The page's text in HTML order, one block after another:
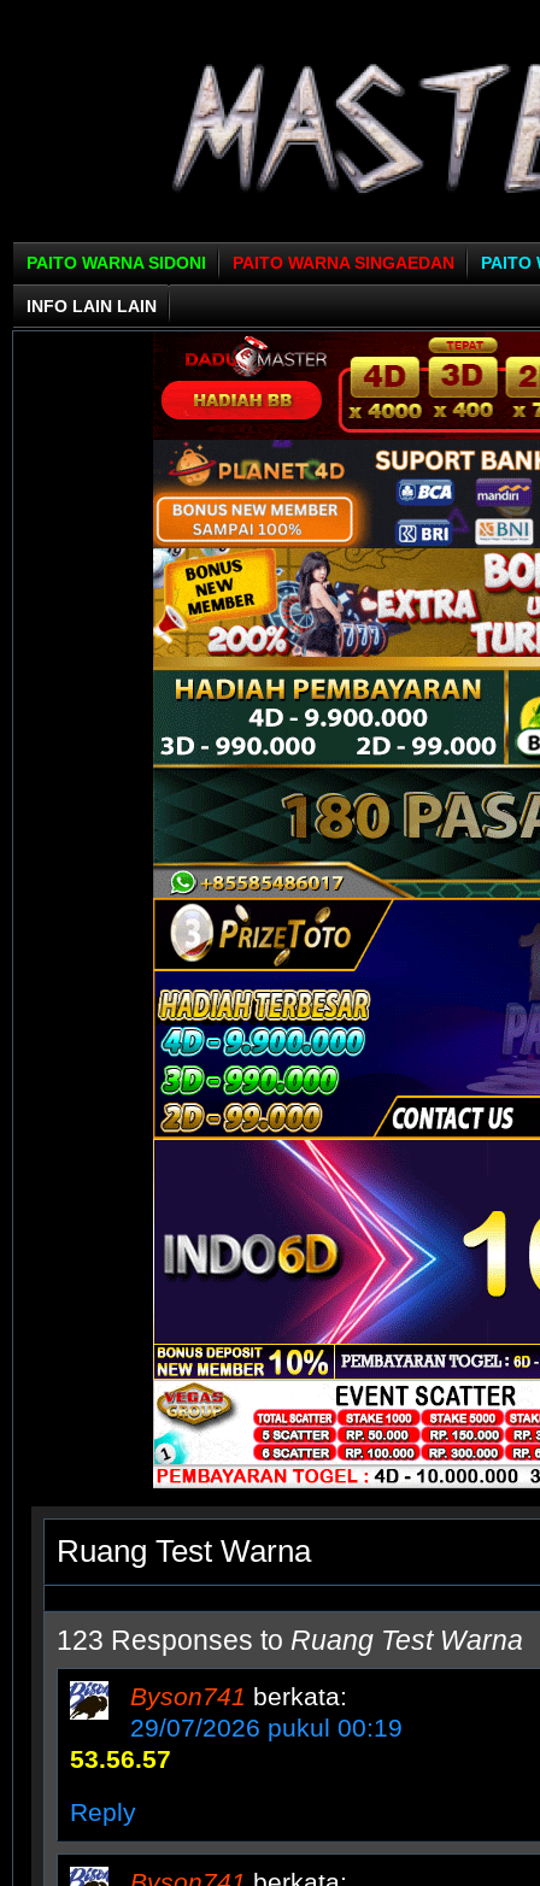
PAITO WARNA SIDONI PAITO WARNA SINGAEDAN PAITO
INFO LAIN LAIN
Ruang Test Warna
123 Responses to Ruang Test Warna
Byson741 berkata:
29/07/2026 pukul 00:19
53.56.57
Reply